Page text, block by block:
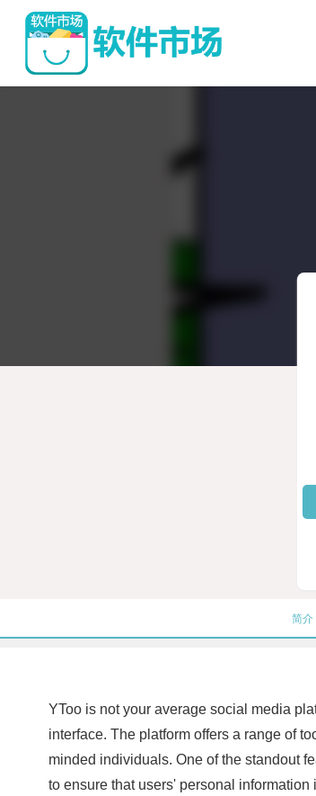
简介
YToo is not your average social media
interface. The platform offers a range of
minded individuals. One of the standout
to ensure that users' personal